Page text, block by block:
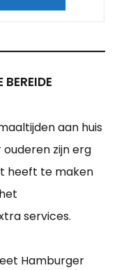
aan huis
zijn erg
heeft te maken
services.
Hamburger